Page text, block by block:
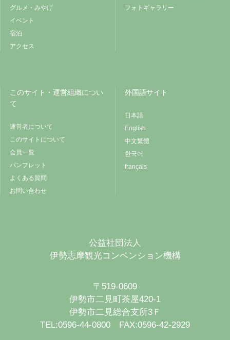
グルメ・みやげ
イベント
宿泊
アクセス
フォトギャラリー
このサイト・運営組織につい
て
運営者について
このサイトについて
会員一覧
パンフレット
よくある質問
お問い合わせ
外国語サイト
日本語
English
中文繁體
한국어
français
公益社団法人
伊勢志摩観光コンベンション機構
〒519-0609
伊勢市二見町茶屋420-1
伊勢市二見総合支所3Ｆ
TEL:0596-44-0800 FAX:0596-42-2929